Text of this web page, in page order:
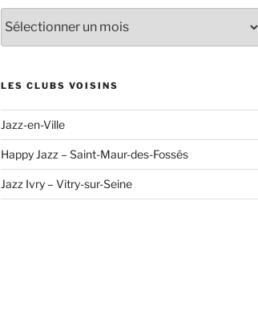
LES CLUBS VOISINS
Jazz-en-Ville
Happy Jazz – Saint-Maur-des-Fossés
Jazz Ivry – Vitry-sur-Seine